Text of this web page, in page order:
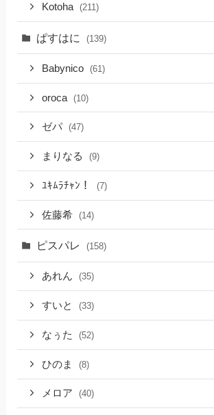
Kotoha (211)
ぱすはに (139)
Babynico (61)
oroca (10)
ゼパ (47)
まりなる (9)
ﾕｷﾑﾗﾁｬﾝ！ (7)
佐藤希 (14)
ピスパレ (158)
あれん (35)
すいと (33)
なぅた (52)
ひのま (8)
メロア (40)